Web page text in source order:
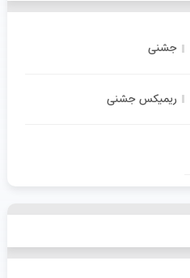
جشنی
ریمیکس جشنی